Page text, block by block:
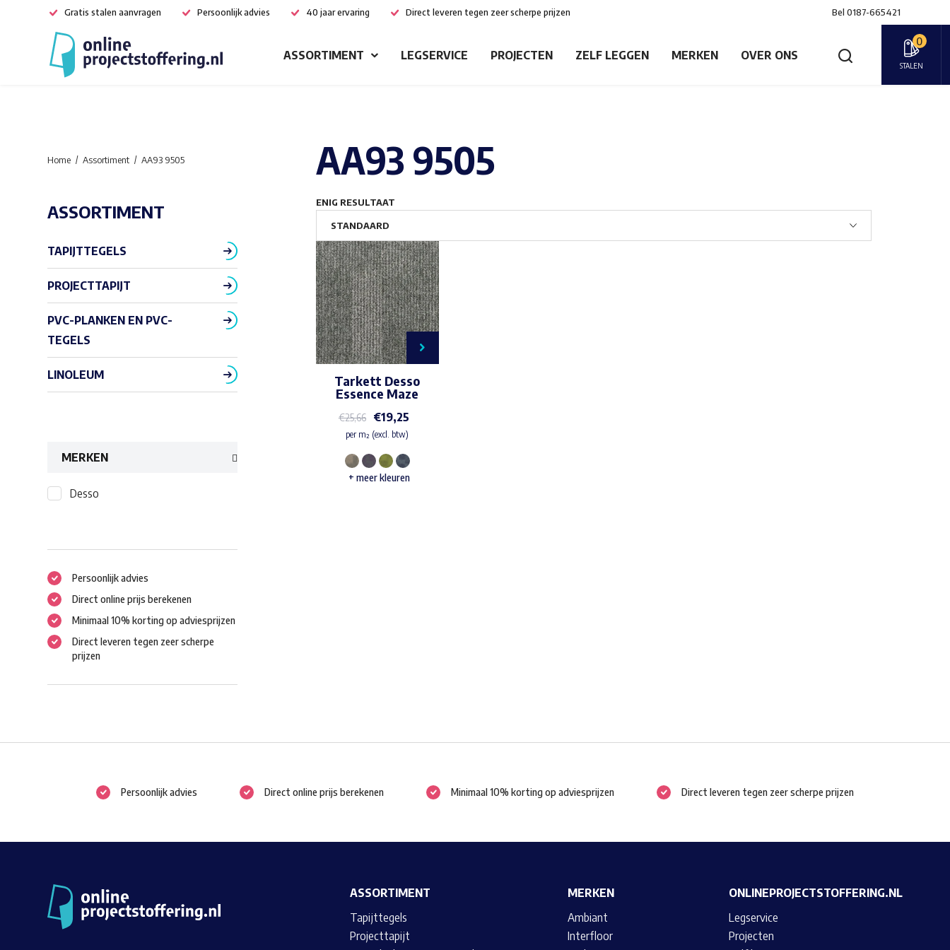
Gratis stalen aanvragen Persoonlijk advies 40 jaar ervaring Direct leveren tegen zeer scherpe prijzen Bel 0187-665421
ASSORTIMENT LEGSERVICE PROJECTEN ZELF LEGGEN MERKEN OVER ONS
0
STALEN
AA93 9505
ENIG RESULTAAT
Tarkett Desso
Essence Maze
€25,66 €19,25
per m² (excl. btw)
Dit
+ meer kleuren
Home Assortiment AA93 9505
ASSORTIMENT
TAPIJTTEGELS
PROJECTTAPIJT
PVC-PLANKEN EN PVC-
TEGELS
LINOLEUM
MERKEN
Desso
Persoonlijk advies
Direct online prijs berekenen
Minimaal 10% korting op adviesprijzen
Direct leveren tegen zeer scherpe
prijzen
Persoonlijk advies Direct online prijs berekenen Minimaal 10% korting op adviesprijzen Direct leveren tegen zeer scherpe prijzen
ASSORTIMENT
Tapijttegels
Projecttapijt
MERKEN
Ambiant
Interfloor
ONLINEPROJECTSTOFFERING.NL
Legservice
Projecten